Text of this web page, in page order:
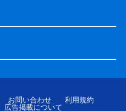
お問い合わせ
利用規約
広告掲載について